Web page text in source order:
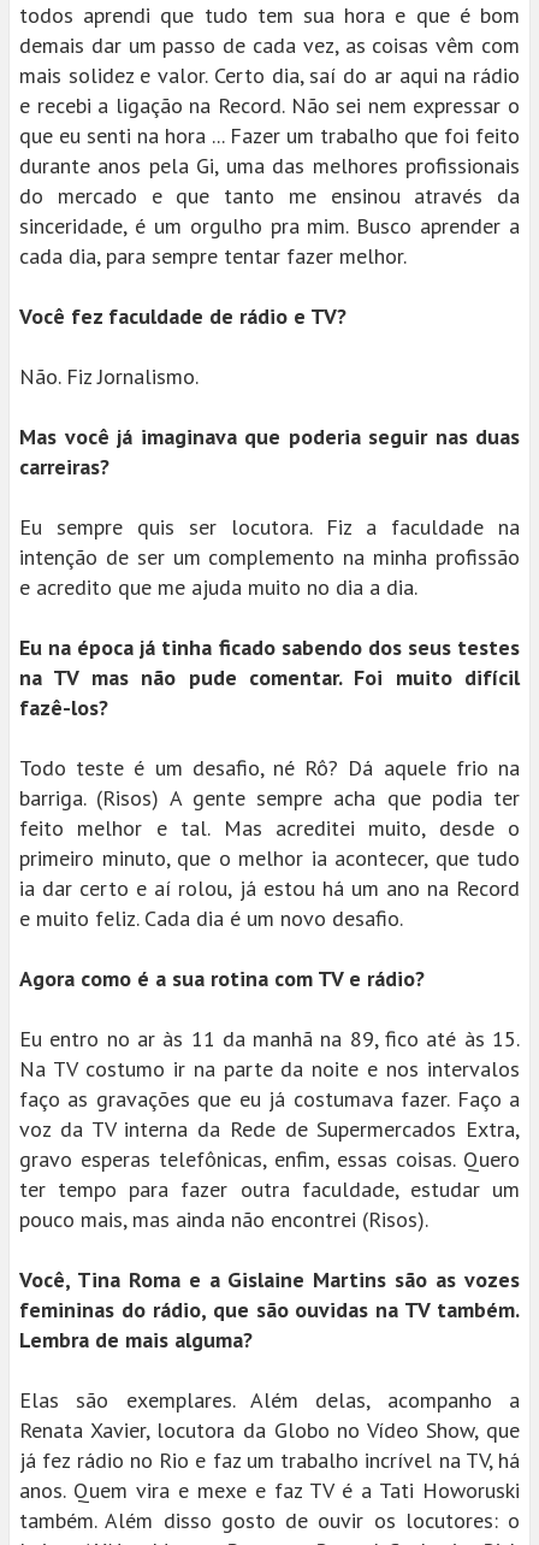
todos aprendi que tudo tem sua hora e que é bom
demais dar um passo de cada vez, as coisas vêm com
mais solidez e valor. Certo dia, saí do ar aqui na rádio
e recebi a ligação na Record. Não sei nem expressar o
que eu senti na hora ... Fazer um trabalho que foi feito
durante anos pela Gi, uma das melhores profissionais
do mercado e que tanto me ensinou através da
sinceridade, é um orgulho pra mim. Busco aprender a
cada dia, para sempre tentar fazer melhor.
Você fez faculdade de rádio e TV?
Não. Fiz Jornalismo.
Mas você já imaginava que poderia seguir nas duas
carreiras?
Eu sempre quis ser locutora. Fiz a faculdade na
intenção de ser um complemento na minha profissão
e acredito que me ajuda muito no dia a dia.
Eu na época já tinha ficado sabendo dos seus testes
na TV mas não pude comentar. Foi muito difícil
fazê-los?
Todo teste é um desafio, né Rô? Dá aquele frio na
barriga. (Risos) A gente sempre acha que podia ter
feito melhor e tal. Mas acreditei muito, desde o
primeiro minuto, que o melhor ia acontecer, que tudo
ia dar certo e aí rolou, já estou há um ano na Record
e muito feliz. Cada dia é um novo desafio.
Agora como é a sua rotina com TV e rádio?
Eu entro no ar às 11 da manhã na 89, fico até às 15.
Na TV costumo ir na parte da noite e nos intervalos
faço as gravações que eu já costumava fazer. Faço a
voz da TV interna da Rede de Supermercados Extra,
gravo esperas telefônicas, enfim, essas coisas. Quero
ter tempo para fazer outra faculdade, estudar um
pouco mais, mas ainda não encontrei (Risos).
Você, Tina Roma e a Gislaine Martins são as vozes
femininas do rádio, que são ouvidas na TV também.
Lembra de mais alguma?
Elas são exemplares. Além delas, acompanho a
Renata Xavier, locutora da Globo no Vídeo Show, que
já fez rádio no Rio e faz um trabalho incrível na TV, há
anos. Quem vira e mexe e faz TV é a Tati Howoruski
também. Além disso gosto de ouvir os locutores: o